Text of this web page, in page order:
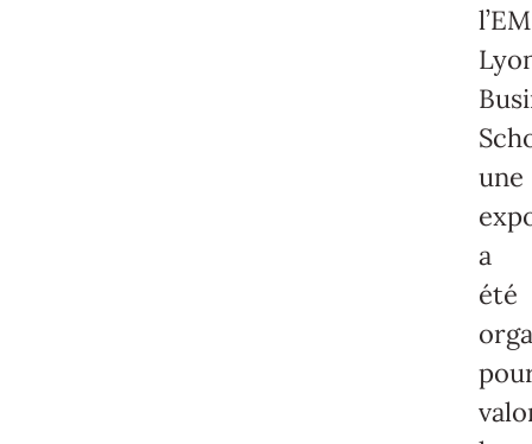
l’EM
une
a
été